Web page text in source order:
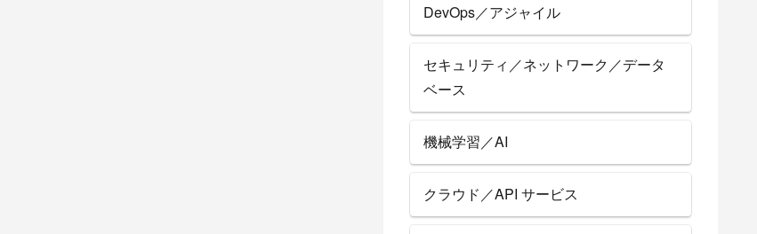
DevOps／アジャイル
セキュリティ／ネットワーク／データ
ベース
機械学習／AI
クラウド／API サービス